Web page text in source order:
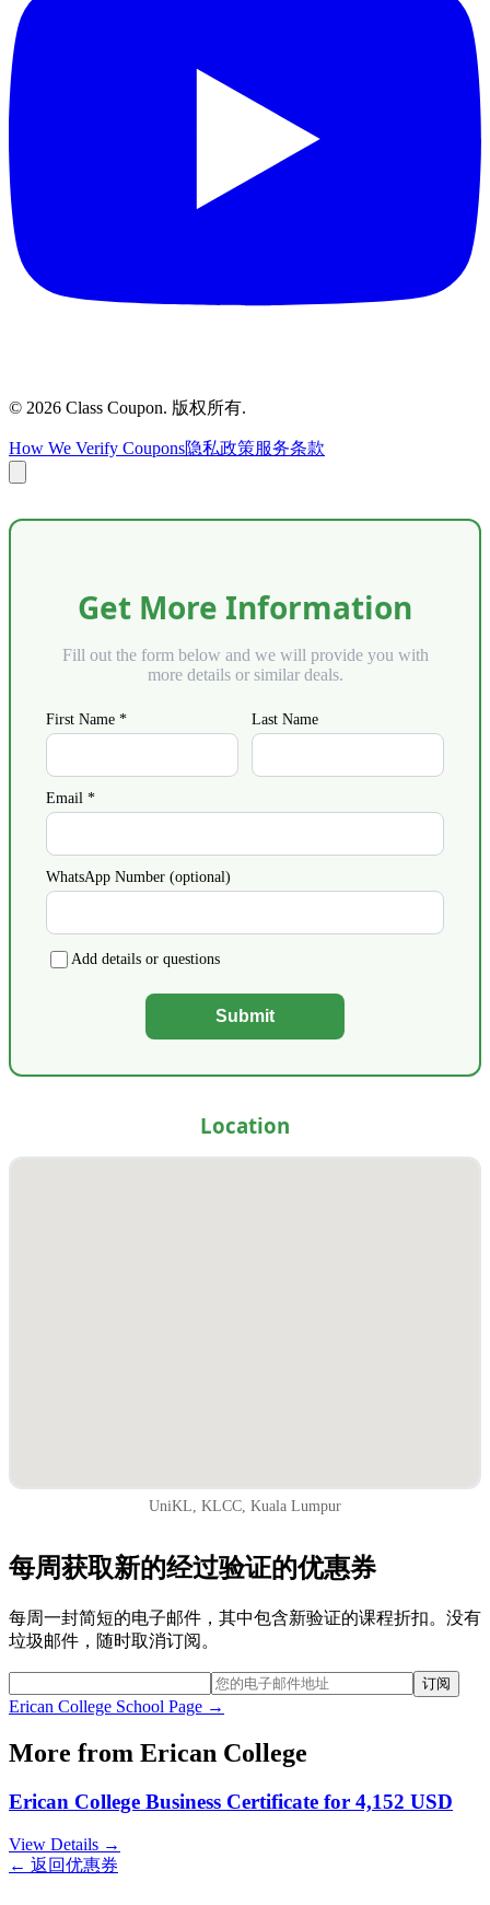
© 2026 Class Coupon. 版权所有.
How We Verify Coupons隐私政策服务条款
Get More Information
Fill out the form below and we will provide you with
more details or similar deals.
First Name * Last Name
Email *
WhatsApp Number (optional)
Add details or questions
Submit
Location
UniKL, KLCC, Kuala Lumpur
每周获取新的经过验证的优惠券
每周一封简短的电子邮件，其中包含新验证的课程折扣。没有
垃圾邮件，随时取消订阅。
订阅
Erican College School Page →
More from Erican College
Erican College Business Certificate for 4,152 USD
View Details →
← 返回优惠券